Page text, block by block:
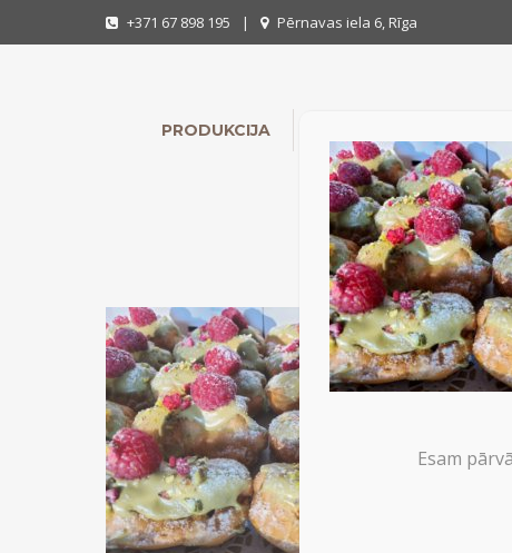
+371 67 898 195 | Pērnavas iela 6, Rīga
PRODUKCIJA
Esam